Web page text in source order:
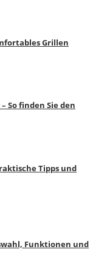
Grillen
So finden Sie den
Tipps und
Funktionen und